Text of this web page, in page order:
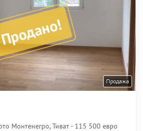
Продажа
Монтенегро, Тиват - 115 500 евро